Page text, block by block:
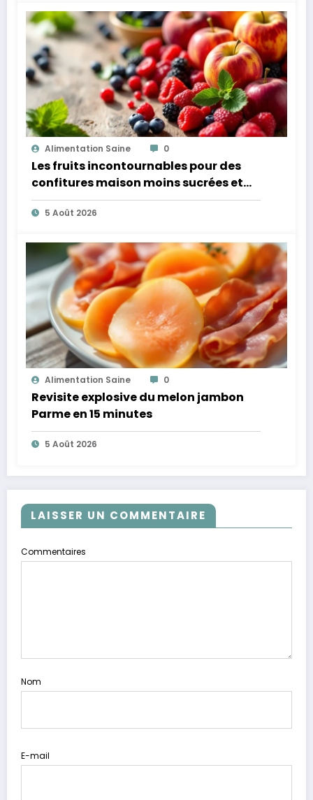
Alimentation Saine 0
Les fruits incontournables pour des
confitures maison moins sucrées et
plus légères
5 Août 2026
Alimentation Saine 0
Revisite explosive du melon jambon
Parme en 15 minutes
5 Août 2026
LAISSER UN COMMENTAIRE
Commentaires
Nom
E-mail